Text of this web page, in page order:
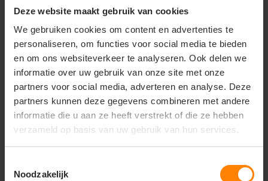
Deze website maakt gebruik van cookies
We gebruiken cookies om content en advertenties te
personaliseren, om functies voor social media te bieden
en om ons websiteverkeer te analyseren. Ook delen we
informatie over uw gebruik van onze site met onze
partners voor social media, adverteren en analyse. Deze
partners kunnen deze gegevens combineren met andere
informatie die u aan ze heeft verstrekt of die ze hebben
verzameld op basis van uw gebruik van hun services.
Noodzakelijk
mail info@jobopromotions.nl
store
Bezoek onze showroom:
Provincialeweg 59 - Velddriel
Dit vind je misschien ook leuk
Items van productcarrousel